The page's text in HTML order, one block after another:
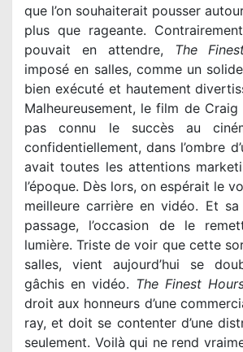
que l’on souhaiterait pousser
plus que rageante.
pouvait en attendre, The
imposé en salles, comme un
bien exécuté et hautement
Malheureusement, le film de Craig
pas connu le succès au
confidentiellement, dans l’ombre
avait toutes les attentions
l’époque. Dès lors, on espérait le
meilleure carrière en vidéo. Et
passage, l’occasion de le
lumière. Triste de voir que cette
salles, vient aujourd’hui se
gâchis en vidéo. The Finest
droit aux honneurs d’une
ray, et doit se contenter d’une
seulement. Voilà qui ne rend